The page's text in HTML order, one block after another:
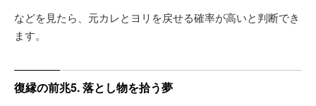
などを見たら、元カレとヨリを戻せる確率が高いと判断でき
ます。
復縁の前兆5. 落とし物を拾う夢